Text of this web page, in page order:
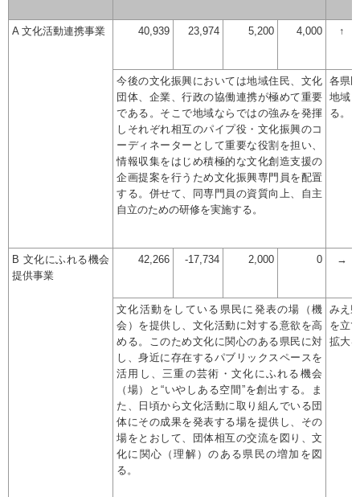
A 文化活動連携事業 40,939 23,974 5,200 4,000 ↑
今後の文化振興においては地域住民、文化
団体、企業、行政の協働連携が極めて重要
である。そこで地域ならではの強みを発揮
しそれぞれ相互のパイプ役・文化振興のコ
ーディネーターとして重要な役割を担い、
情報収集をはじめ積極的な文化創造支援の
企画提案を行うため文化振興専門員を配置
する。併せて、同専門員の資質向上、自主
自立のための研修を実施する。
各県
地域
る。
B 文化にふれる機会
提供事業
42,266 -17,734 2,000 0 →
文化活動をしている県民に発表の場（機
会）を提供し、文化活動に対する意欲を高
める。このため文化に関心のある県民に対
し、身近に存在するパブリックスペースを
活用し、三重の芸術・文化にふれる機会
（場）と“いやしある空間”を創出する。ま
た、日頃から文化活動に取り組んでいる団
体にその成果を発表する場を提供し、その
場をとおして、団体相互の交流を図り、文
化に関心（理解）のある県民の増加を図
る。
みえ
を立
拡大